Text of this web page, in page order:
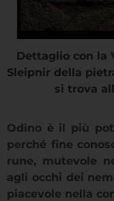
Dettaglio con la
Sleipnir della
si trova
Odino è il più
perché fine
rune, mutevole
agli occhi dei
piacevole nella